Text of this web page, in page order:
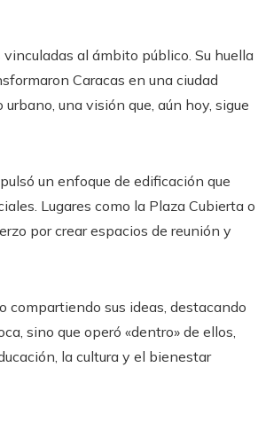
al ámbito público. Su huella
Caracas en una ciudad
una visión que, aún hoy, sigue
un enfoque de edificación que
Lugares como la Plaza Cubierta o
por crear espacios de reunión y
compartiendo sus ideas, destacando
sino que operó «dentro» de ellos,
la cultura y el bienestar